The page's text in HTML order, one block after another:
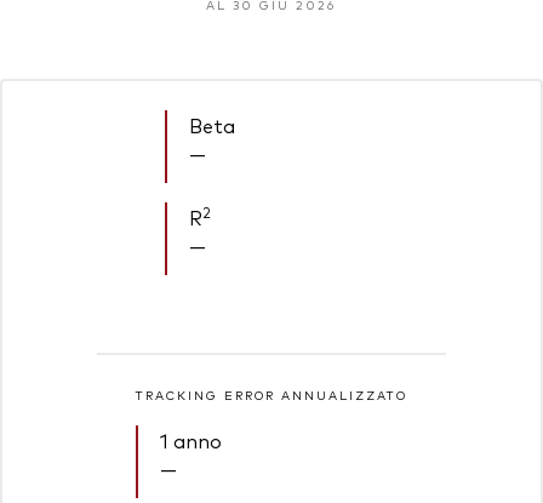
AL 30 GIU 2026
Beta
—
R2
—
TRACKING ERROR ANNUALIZZATO
1 anno
—